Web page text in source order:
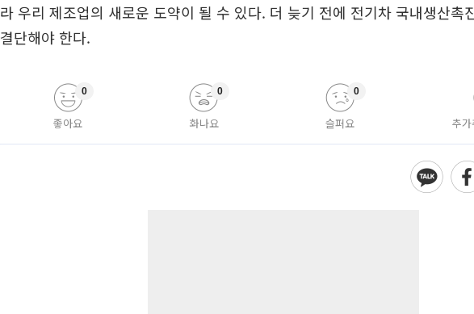
라 우리 제조업의 새로운 도약이 될 수 있다. 더 늦기 전에 전기차 국내생산촉
결단해야 한다.
좋아요
0
화나요
0
슬퍼요
0
추